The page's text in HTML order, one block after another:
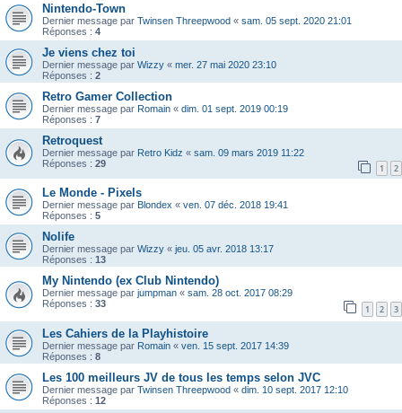
Nintendo-Town
Dernier message par Twinsen Threepwood « sam. 05 sept. 2020 21:01
Réponses : 4
Je viens chez toi
Dernier message par Wizzy « mer. 27 mai 2020 23:10
Réponses : 2
Retro Gamer Collection
Dernier message par Romain « dim. 01 sept. 2019 00:19
Réponses : 7
Retroquest
Dernier message par Retro Kidz « sam. 09 mars 2019 11:22
Réponses : 29 1 2
Le Monde - Pixels
Dernier message par Blondex « ven. 07 déc. 2018 19:41
Réponses : 5
Nolife
Dernier message par Wizzy « jeu. 05 avr. 2018 13:17
Réponses : 13
My Nintendo (ex Club Nintendo)
Dernier message par jumpman « sam. 28 oct. 2017 08:29
Réponses : 33 1 2 3
Les Cahiers de la Playhistoire
Dernier message par Romain « ven. 15 sept. 2017 14:39
Réponses : 8
Les 100 meilleurs JV de tous les temps selon JVC
Dernier message par Twinsen Threepwood « dim. 10 sept. 2017 12:10
Réponses : 12